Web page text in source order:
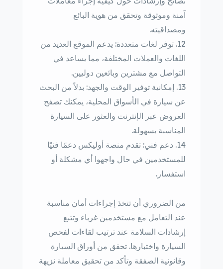
آمنة وموثوقة وتحقق من هوية البائع
ومصداقيته.
توفر لغات متعددة: يدعم الموقع العديد من
اللغات والعملات المختلفة، مما يساعد في
التواصل مع مشترين وبائعين دوليين.
إمكانية توفير الوقت والجهد: بدلاً من البحث
عن سيارة في الأسواق المحلية، يمكنك تصفح
العروض عبر الإنترنت والعثور على السيارة
المناسبة بسهولة.
دعم فني: تقدم منصة أوليكس دعمًا فنيًا
للمستخدمين في حال واجهوا أي مشكلة أو
استفسار.
من الضروري أن تتخذ إجراءات أمان مناسبة
عند التعامل مع مستخدمين غرباء وتتبع
إرشادات السلامة عند ترتيب لقاءات لفحص
السيارة واختبارها. تحقق من أوراق السيارة
وقانونية الصفقة وتأكد من تحقيق معاملة نزيهة